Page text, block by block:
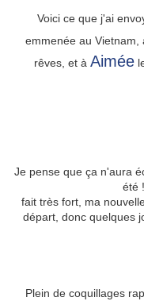
Voici ce que j'ai
emmenée au Vietnam,
rêves, et à Aimée
Je pense que ça n'aura
été
fait très fort, ma
départ, donc quelques
Plein de coquillages